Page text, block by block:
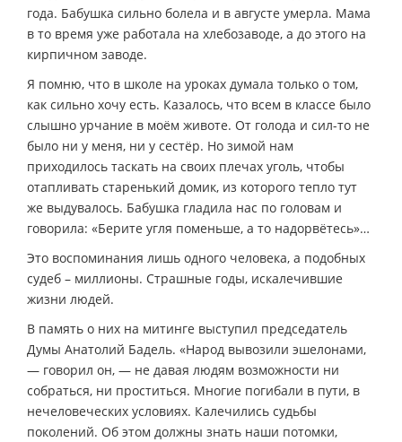
года. Бабушка сильно болела и в августе умерла. Мама
в то время уже работала на хлебозаводе, а до этого на
кирпичном заводе.
Я помню, что в школе на уроках думала только о том,
как сильно хочу есть. Казалось, что всем в классе было
слышно урчание в моём животе. От голода и сил-то не
было ни у меня, ни у сестёр. Но зимой нам
приходилось таскать на своих плечах уголь, чтобы
отапливать старенький домик, из которого тепло тут
же выдувалось. Бабушка гладила нас по головам и
говорила: «Берите угля поменьше, а то надорвётесь»…
Это воспоминания лишь одного человека, а подобных
судеб – миллионы. Страшные годы, искалечившие
жизни людей.
В память о них на митинге выступил председатель
Думы Анатолий Бадель. «Народ вывозили эшелонами,
— говорил он, — не давая людям возможности ни
собраться, ни проститься. Многие погибали в пути, в
нечеловеческих условиях. Калечились судьбы
поколений. Об этом должны знать наши потомки,